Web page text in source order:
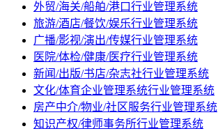
外贸/海关/船舶/港口行业管理系统
旅游/酒店/餐饮/娱乐行业管理系统
广播/影视/演出/传媒行业管理系统
医院/体检/健康/医疗行业管理系统
新闻/出版/书店/杂志社行业管理系统
文化/体育企业管理系统行业管理系统
房产中介/物业/社区服务行业管理系统
知识产权/律师事务所行业管理系统